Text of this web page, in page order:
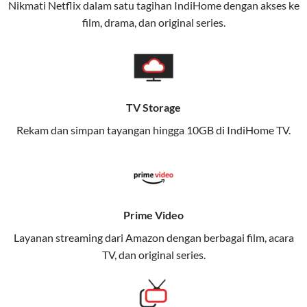
Layanan ini dirancang untuk memberikan
memungkinkan Anda menikmati internet cepat baik
di rumah maupun saat bepergian.
Dengan Telkomsel One, Anda tidak terikat pada satu
teknologi jaringan tertentu, sehingga bisa menikmati
Keunggulan Telkomsel One
Nikmati kecepatan internet super cepat untuk
streaming, gaming, dan bekerja dari rumah.
Memudahkan Anda dalam mengelola jaringan dan
Nikmati Netflix dalam satu tagihan IndiHome dengan akses ke
film, drama, dan original series.
TV Storage
Rekam dan simpan tayangan hingga 10GB di IndiHome TV.
Prime Video
Layanan streaming dari Amazon dengan berbagai film, acara
TV, dan original series.